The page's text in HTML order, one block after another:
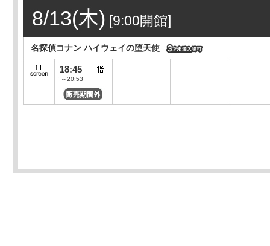
8/13(木) [9:00開館]
名探偵コナン ハイウェイの堕天使
18:45
～20:53